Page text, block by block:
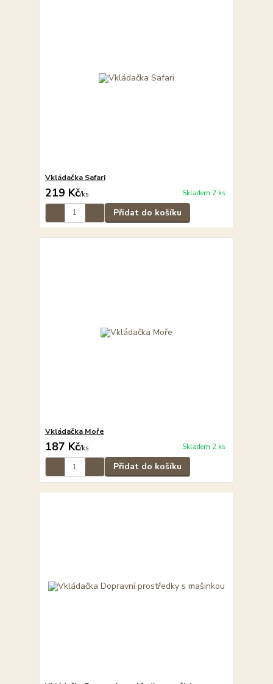
Vkládačka Safari
219 Kč/ks Skladem 2 ks
Přidat do košíku
Vkládačka Moře
187 Kč/ks Skladem 2 ks
Přidat do košíku